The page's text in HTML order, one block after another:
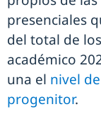
presenciales
del total de
académico
una el nivel
progenitor.